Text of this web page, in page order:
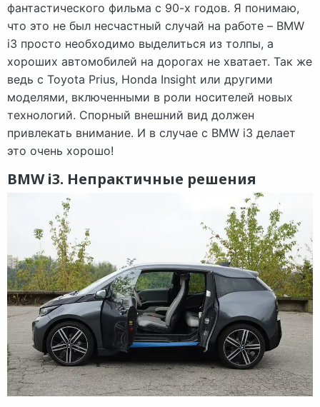
фантастического фильма с 90-х годов. Я понимаю,
что это не был несчастный случай на работе – BMW
i3 просто необходимо выделиться из толпы, а
хороших автомобилей на дорогах не хватает. Так же
ведь с Toyota Prius, Honda Insight или другими
моделями, включенными в роли носителей новых
технологий. Спорный внешний вид должен
привлекать внимание. И в случае с BMW i3 делает
это очень хорошо!
BMW i3. Непрактичные решения